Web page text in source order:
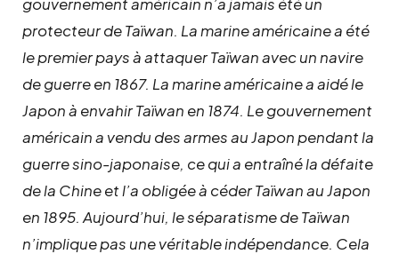
protecteur de Taïwan. La marine américaine a été
le premier pays à attaquer Taïwan avec un navire
de guerre en 1867. La marine américaine a aidé le
Japon à envahir Taïwan en 1874. Le gouvernement
américain a vendu des armes au Japon pendant la
guerre sino-japonaise, ce qui a entraîné la défaite
de la Chine et l’a obligée à céder Taïwan au Japon
en 1895. Aujourd’hui, le séparatisme de Taïwan
n’implique pas une véritable indépendance. Cela